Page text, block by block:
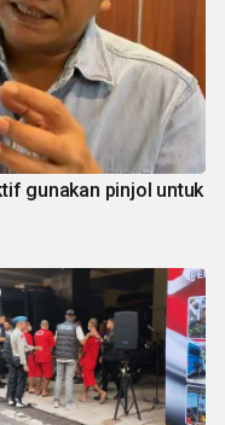
gunakan pinjol untuk